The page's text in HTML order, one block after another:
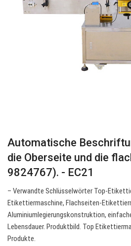
Automatische
die Oberseite und die
9824767). - EC21
– Verwandte Schlüsselwörter Top-
Etikettiermaschine, Flachseiten-
Aluminiumlegierungskonstruktion,
Lebensdauer. Produktbild. Top
Produkte.